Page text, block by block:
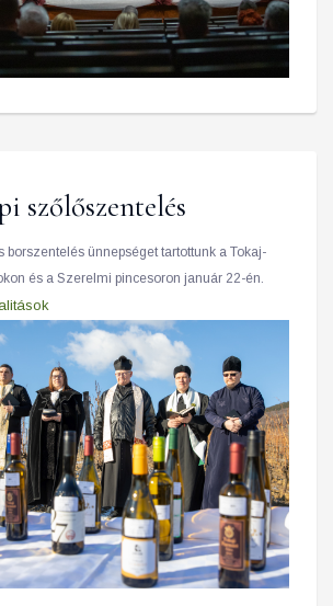
szőlőszentelés
borszentelés ünnepséget tartottunk a Tokaj-
és a Szerelmi pincesoron január 22-én.